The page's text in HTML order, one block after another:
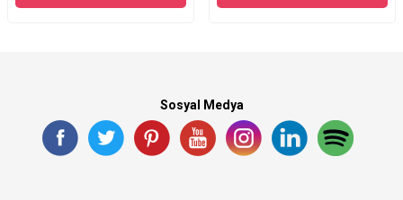
Sosyal Medya